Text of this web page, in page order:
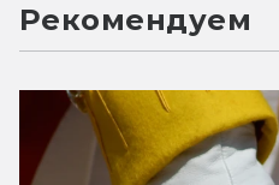
Рекомендуем